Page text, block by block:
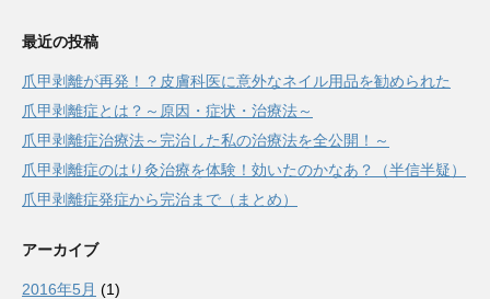
最近の投稿
爪甲剥離が再発！？皮膚科医に意外なネイル用品を勧められた
爪甲剥離症とは？～原因・症状・治療法～
爪甲剥離症治療法～完治した私の治療法を全公開！～
爪甲剥離症のはり灸治療を体験！効いたのかなあ？（半信半疑）
爪甲剥離症発症から完治まで（まとめ）
アーカイブ
2016年5月 (1)